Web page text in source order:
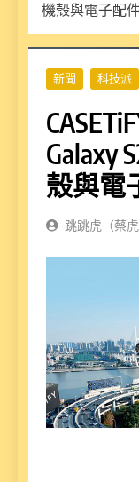
機殼與電子配
新聞 科技派
Galaxy
殼與電
跳跳虎（蔡虎